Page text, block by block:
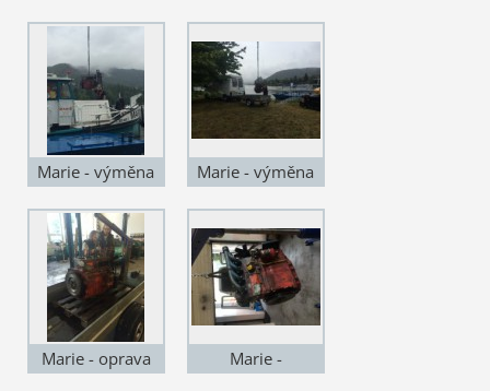
Marie - výměna
Marie - výměna
Marie - oprava
Marie -